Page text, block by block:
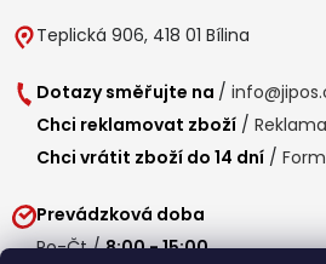
Teplická 906, 418 01 Bílina
Dotazy směřujte na /
Chci reklamovat zboží /
Chci vrátit zboží do 14 dní /
Prevádzková doba
Po-Čt /8:00 - 15:00